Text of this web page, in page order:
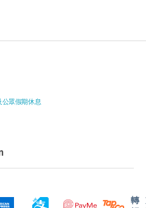
裝)。
limited
地免費送貨服務。賬單總
運費。
10個工作天內安排發貨。
而有所影響。當八號烈風
生效時，送貨服務時間將
眾假期休息
轉